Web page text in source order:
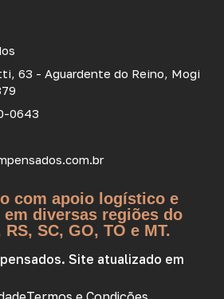
63 - Aguardente do Reino, Mogi
0643
com apoio logístico e
diversas regiões do
SC, GO, TO e MT.
Site atualizado em